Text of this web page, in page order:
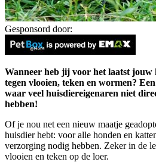
Gesponsord door:
Wanneer heb jij voor het laatst jouw
tegen vlooien, teken en wormen?
waar veel huisdiereigenaren niet
hebben!
Of je nou net een nieuw maatje
huisdier hebt: voor alle honden en
verzorging nodig hebben. Zeker in de
vlooien en teken op de loer.